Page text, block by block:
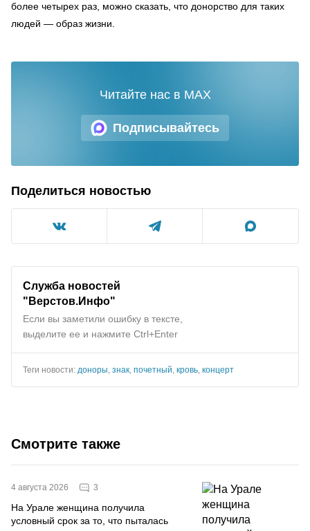
более четырех раз, можно сказать, что донорство для таких
людей — образ жизни.
Подписывайтесь
Читайте нас в MAX
Поделиться новостью
Служба новостей
"Верстов.Инфо"
Если вы заметили ошибку в тексте,
выделите ее и нажмите Ctrl+Enter
Теги новости: доноры, знак, почетный, кровь, концерт
Смотрите также
4 августа 2026 3
На Урале женщина получила
условный срок за то, что пыталась